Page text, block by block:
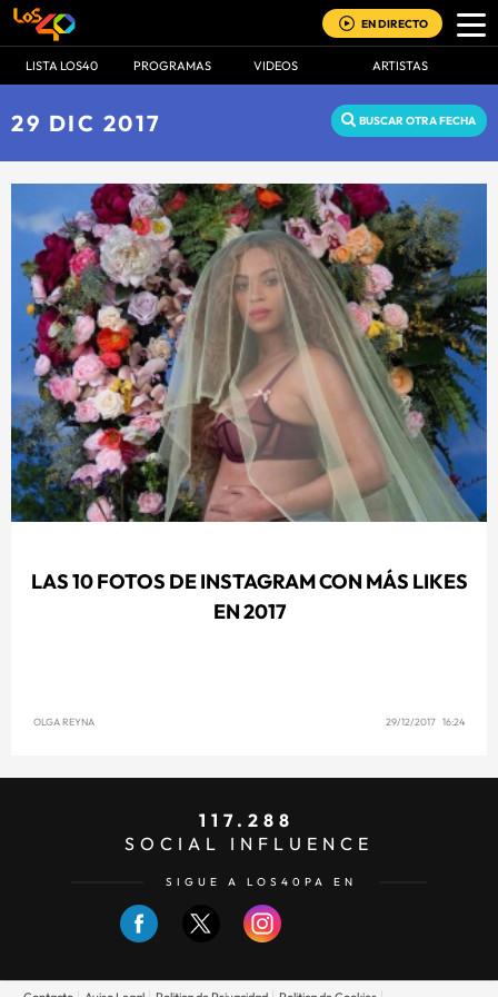
EN DIRECTO
LISTA LOS40 PROGRAMAS VIDEOS ARTISTAS
29 DIC 2017 BUSCAR OTRA FECHA
LAS 10 FOTOS DE INSTAGRAM CON MÁS LIKES
EN 2017
OLGA REYNA 29/12/2017 16:24
117.288
SOCIAL INFLUENCE
SIGUE A LOS40PA EN